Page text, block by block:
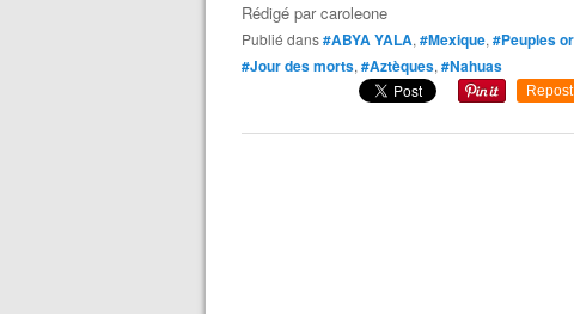
Rédigé parcaroleone
Publié dans#ABYA YALA, #Mexique, #Peuples
#Jour des morts, #Aztèques, #Nahuas
Repost